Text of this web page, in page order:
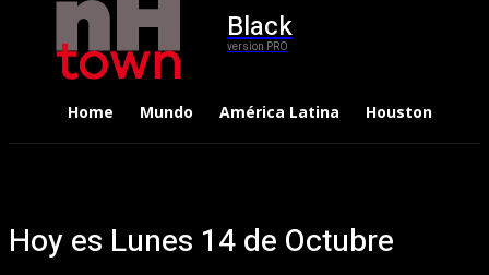
Black
version PRO
Home Mundo América Latina Houston
Hoy es Lunes 14 de Octubre